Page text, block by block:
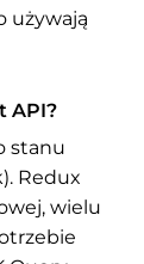
używają
API?
stanu
Redux
wielu